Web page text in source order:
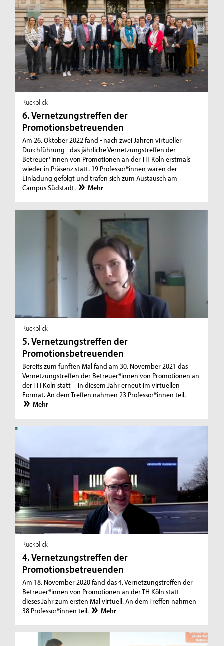
Rückblick
6. Vernetzungstreffen der
Promotionsbetreuenden
Am 26. Oktober 2022 fand - nach zwei Jahren virtueller
Durchführung - das jährliche Vernetzungstreffen der
Betreuer*innen von Promotionen an der TH Köln erstmals
wieder in Präsenz statt. 19 Professor*innen waren der
Einladung gefolgt und trafen sich zum Austausch am
Campus Südstadt.
Mehr
Rückblick
5. Vernetzungstreffen der
Promotionsbetreuenden
Bereits zum fünften Mal fand am 30. November 2021 das
Vernetzungstreffen der Betreuer*innen von Promotionen an
der TH Köln statt – in diesem Jahr erneut im virtuellen
Format. An dem Treffen nahmen 23 Professor*innen teil.
Mehr
Rückblick
4. Vernetzungstreffen der
Promotionsbetreuenden
Am 18. November 2020 fand das 4. Vernetzungstreffen der
Betreuer*innen von Promotionen an der TH Köln statt -
dieses Jahr zum ersten Mal virtuell. An dem Treffen nahmen
38 Professor*innen teil.
Mehr